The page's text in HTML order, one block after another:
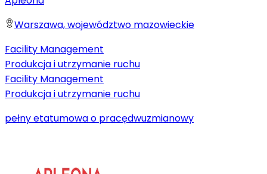
Warszawa, województwo mazowieckie
Facility Management
Produkcja i utrzymanie ruchu
Facility Management
Produkcja i utrzymanie ruchu
pełny etatumowa o pracędwuzmianowy